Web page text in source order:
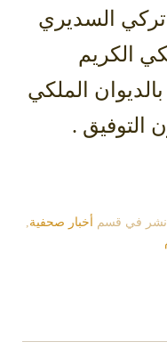
تركي السديري
الكريم
الملكي
التوفيق .
. نشر في قسم أخبار صحفية